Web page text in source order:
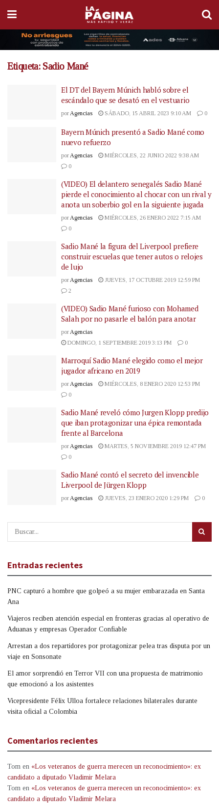
Etiqueta: Sadio Mané
El DT del Bayern Múnich habló sobre el
escándalo que se desató en el vestuario
por Agencias SÁBADO, 15 ABRIL 2023 9:10 AM 0
Bayern Múnich presentó a Sadio Mané como
nuevo refuerzo
porAgencias
MIÉRCOLES, 22 JUNIO 2022 9:38 AM
0
(VIDEO) El delantero senegalés Sadio Mané
pierde el conocimiento al chocar con un rival y
anota un soberbio gol en la siguiente jugada
porAgencias
MIÉRCOLES, 26 ENERO 2022 7:15 AM
0
Sadio Mané la figura del Liverpool prefiere
construir escuelas que tener autos o relojes
de lujo
porAgencias
JUEVES, 17 OCTUBRE 2019 12:59 PM
2
(VIDEO) Sadio Mané furioso con Mohamed
Salah por no pasarle el balón para anotar
porAgencias
DOMINGO, 1 SEPTIEMBRE 2019 3:13 PM
0
Marroquí Sadio Mané elegido como el mejor
jugador africano en 2019
porAgencias
MIÉRCOLES, 8 ENERO 2020 12:53 PM
0
Sadio Mané reveló cómo Jurgen Klopp predijo
que iban protagonizar una épica remontada
frente al Barcelona
porAgencias
MARTES, 5 NOVIEMBRE 2019 12:47 PM
0
Sadio Mané contó el secreto del invencible
Liverpool de Jürgen Klopp
porAgencias JUEVES, 23 ENERO 2020 1:29 PM 0
Entradas recientes
PNC capturó a hombre que golpeó a su mujer embarazada en Santa
Ana
Viajeros reciben atención especial en fronteras gracias al operativo de
Aduanas y empresas Operador Confiable
Arrestan a dos repartidores por protagonizar pelea tras disputa por un
viaje en Sonsonate
El amor sorprendió en Terror VII con una propuesta de matrimonio
que emocionó a los asistentes
Vicepresidente Félix Ulloa fortalece relaciones bilaterales durante
visita oficial a Colombia
Comentarios recientes
Tom en «Los veteranos de guerra merecen un reconocimiento»: ex
candidato a diputado Vladimir Melara
Tom en «Los veteranos de guerra merecen un reconocimiento»: ex
candidato a diputado Vladimir Melara